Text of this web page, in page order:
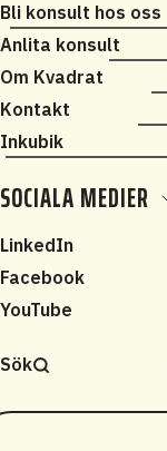
Bli konsult hos oss
Anlita konsult
Om Kvadrat
Kontakt
Inkubik
SOCIALA MEDIER
LinkedIn
Facebook
YouTube
Sök